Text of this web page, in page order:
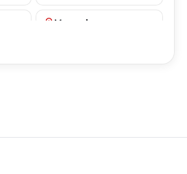
place Masseube